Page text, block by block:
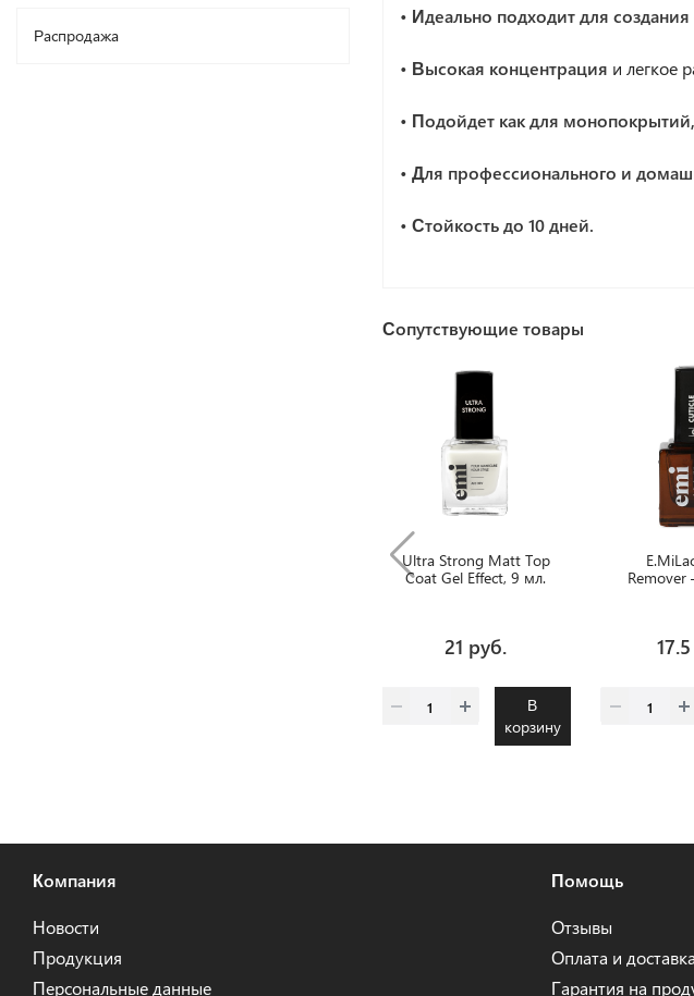
• Идеально подходит для
• Высокая концентрация и легкое
• Подойдет как для монопокрытий,
• Для профессионального и
• Стойкость до 10 дней.
Сопутствующие товары
Ultra Strong Matt Top
Coat Gel Effect, 9 мл.
21 руб.
В
корзину
Remover
Распродажа
Компания
Новости
Продукция
Персональные данные
Помощь
Отзывы
Оплата и доставка
Гарантия на